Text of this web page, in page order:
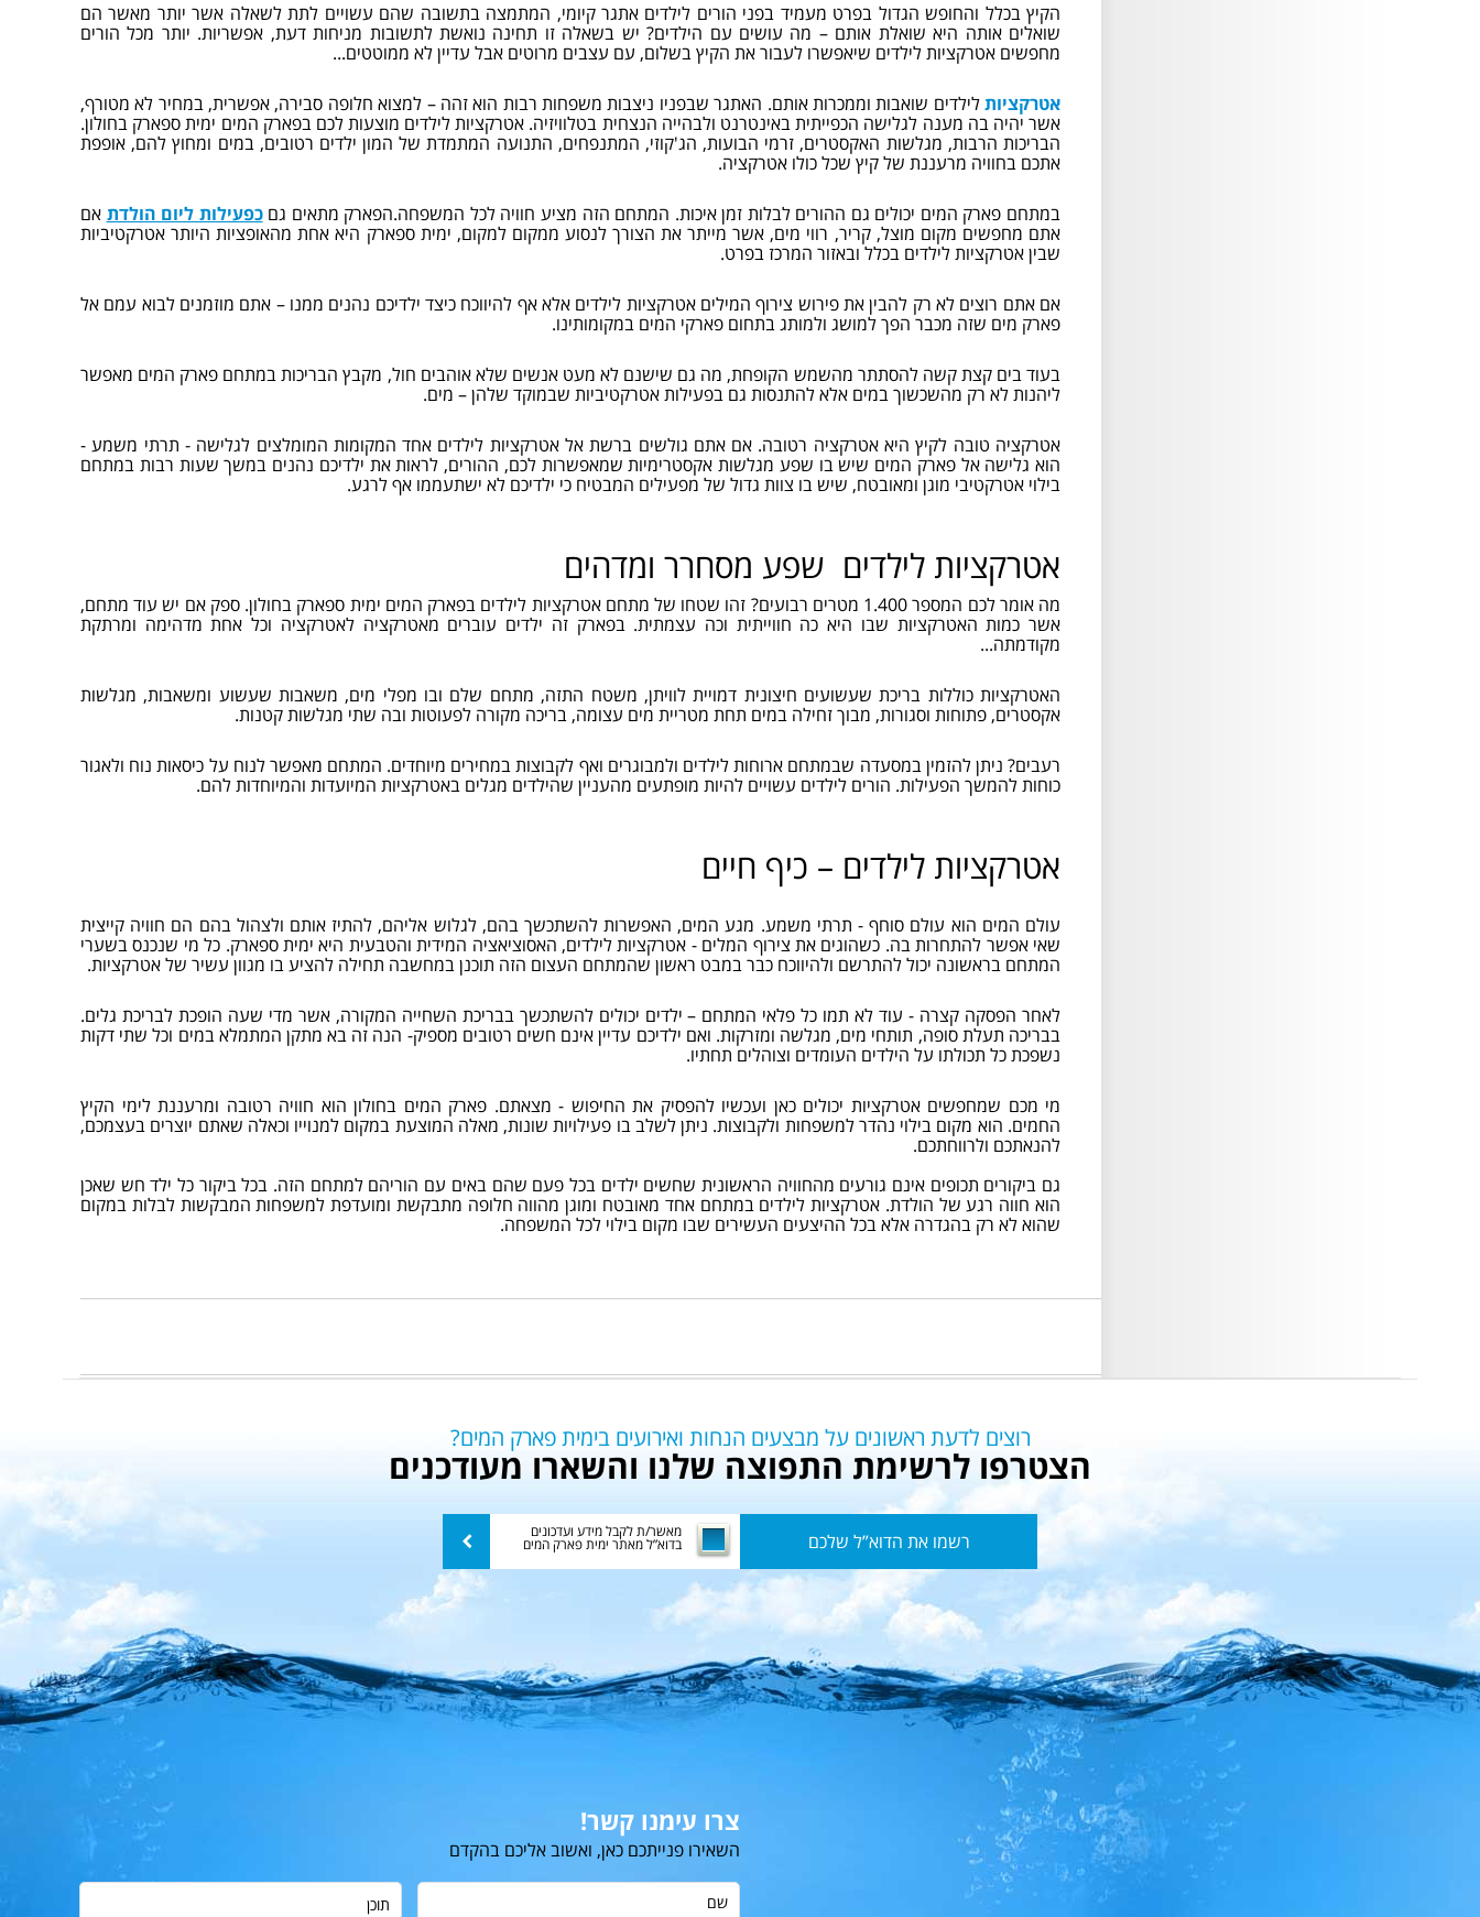
הקיץ בכלל והחופש הגדול בפרט מעמיד בפני הורים לילדים אתגר קיומי, המתמצה בתשובה שהם עשויים לתת לשאלה אשר יותר מאשר הם
שואלים אותה היא שואלת אותם – מה עושים עם הילדים? יש בשאלה זו תחינה נואשת לתשובות מניחות דעת, אפשריות. יותר מכל הורים
מחפשים אטרקציות לילדים שיאפשרו לעבור את הקיץ בשלום, עם עצבים מרוטים אבל עדיין לא ממוטטים...
אטרקציותלילדים שואבות וממכרות אותם. האתגר שבפניו ניצבות משפחות רבות הוא זהה – למצוא חלופה סבירה, אפשרית, במחיר לא מטורף,
אשר יהיה בה מענה לגלישה הכפייתית באינטרנט ולבהייה הנצחית בטלוויזיה. אטרקציות לילדים מוצעות לכם בפארק המים ימית ספארק בחולון.
הבריכות הרבות, מגלשות האקסטרים, זרמי הבועות, הג'קוזי, המתנפחים, התנועה המתמדת של המון ילדים רטובים, במים ומחוץ להם, אופפת
אתכם בחוויה מרעננת של קיץ שכל כולו אטרקציה.
במתחם פארק המים יכולים גם ההורים לבלות זמן איכות. המתחם הזה מציע חוויה לכל המשפחה.הפארק מתאים גםכפעילות ליום הולדת אם
אתם מחפשים מקום מוצל, קריר, רווי מים, אשר מייתר את הצורך לנסוע ממקום למקום, ימית ספארק היא אחת מהאופציות היותר אטרקטיביות
שבין אטרקציות לילדים בכלל ובאזור המרכז בפרט.
אם אתם רוצים לא רק להבין את פירוש צירוף המילים אטרקציות לילדים אלא אף להיווכח כיצד ילדיכם נהנים ממנו – אתם מוזמנים לבוא עמם אל
פארק מים שזה מכבר הפך למושג ולמותג בתחום פארקי המים במקומותינו.
בעוד בים קצת קשה להסתתר מהשמש הקופחת, מה גם שישנם לא מעט אנשים שלא אוהבים חול, מקבץ הבריכות במתחם פארק המים מאפשר
ליהנות לא רק מהשכשוך במים אלא להתנסות גם בפעילות אטרקטיביות שבמוקד שלהן – מים.
אטרקציה טובה לקיץ היא אטרקציה רטובה. אם אתם גולשים ברשת אל אטרקציות לילדים אחד המקומות המומלצים לגלישה - תרתי משמע -
הוא גלישה אל פארק המים שיש בו שפע מגלשות אקסטרימיות שמאפשרות לכם, ההורים, לראות את ילדיכם נהנים במשך שעות רבות במתחם
בילוי אטרקטיבי מוגן ומאובטח, שיש בו צוות גדול של מפעילים המבטיח כי ילדיכם לא ישתעממו אף לרגע.
אטרקציות לילדים שפע מסחרר ומדהים
מה אומר לכם המספר 1.400 מטרים רבועים? זהו שטחו של מתחם אטרקציות לילדים בפארק המים ימית ספארק בחולון. ספק אם יש עוד מתחם,
אשר כמות האטרקציות שבו היא כה חווייתית וכה עצמתית. בפארק זה ילדים עוברים מאטרקציה לאטרקציה וכל אחת מדהימה ומרתקת
מקודמתה...
האטרקציות כוללות בריכת שעשועים חיצונית דמויית לוויתן, משטח התזה, מתחם שלם ובו מפלי מים, משאבות שעשוע ומשאבות, מגלשות
אקסטרים, פתוחות וסגורות, מבוך זחילה במים תחת מטריית מים עצומה, בריכה מקורה לפעוטות ובה שתי מגלשות קטנות.
רעבים? ניתן להזמין במסעדה שבמתחם ארוחות לילדים ולמבוגרים ואף לקבוצות במחירים מיוחדים. המתחם מאפשר לנוח על כיסאות נוח ולאגור
כוחות להמשך הפעילות. הורים לילדים עשויים להיות מופתעים מהעניין שהילדים מגלים באטרקציות המיועדות והמיוחדות להם.
אטרקציות לילדים – כיף חיים
עולם המים הוא עולם סוחף - תרתי משמע. מגע המים, האפשרות להשתכשך בהם, לגלוש אליהם, להתיז אותם ולצהול בהם הם חוויה קייצית
שאי אפשר להתחרות בה. כשהוגים את צירוף המלים - אטרקציות לילדים, האסוציאציה המידית והטבעית היא ימית ספארק. כל מי שנכנס בשערי
המתחם בראשונה יכול להתרשם ולהיווכח כבר במבט ראשון שהמתחם העצום הזה תוכנן במחשבה תחילה להציע בו מגוון עשיר של אטרקציות.
לאחר הפסקה קצרה - עוד לא תמו כל פלאי המתחם – ילדים יכולים להשתכשך בבריכת השחייה המקורה, אשר מדי שעה הופכת לבריכת גלים.
בבריכה תעלת סופה, תותחי מים, מגלשה ומזרקות. ואם ילדיכם עדיין אינם חשים רטובים מספיק- הנה זה בא מתקן המתמלא במים וכל שתי דקות
נשפכת כל תכולתו על הילדים העומדים וצוהלים תחתיו.
מי מכם שמחפשים אטרקציות יכולים כאן ועכשיו להפסיק את החיפוש - מצאתם. פארק המים בחולון הוא חוויה רטובה ומרעננת לימי הקיץ
החמים. הוא מקום בילוי נהדר למשפחות ולקבוצות. ניתן לשלב בו פעילויות שונות, מאלה המוצעת במקום למנוייו וכאלה שאתם יוצרים בעצמכם,
להנאתכם ולרווחתכם.
גם ביקורים תכופים אינם גורעים מהחוויה הראשונית שחשים ילדים בכל פעם שהם באים עם הוריהם למתחם הזה. בכל ביקור כל ילד חש שאכן
הוא חווה רגע של הולדת. אטרקציות לילדים במתחם אחד מאובטח ומוגן מהווה חלופה מתבקשת ומועדפת למשפחות המבקשות לבלות במקום
שהוא לא רק בהגדרה אלא בכל ההיצעים העשירים שבו מקום בילוי לכל המשפחה.
רוצים לדעת ראשונים על מבצעים הנחות ואירועים בימית פארק המים?
הצטרפו לרשימת התפוצה שלנו והשארו מעודכנים
רשמו
שלכם
מאשר/ת לקבל מידע ועדכונים
בדוא”ל מאתר ימית פארק המים
צרו עימנו קשר!
השאירו פנייתכם כאן, ואשוב אליכם בהקדם
שם תוכן